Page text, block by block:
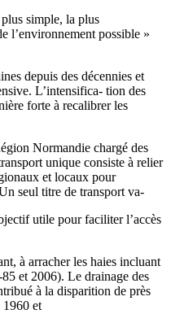
simple, la plus
l’environnement possible »
depuis des décennies et
L’intensifica- tion des
forte à recalibrer les
Normandie chargé des
unique consiste à relier
et locaux pour
seul titre de transport va-
utile pour faciliter l’accès
à arracher les haies incluant
et 2006). Le drainage des
à la disparition de près
1960 et